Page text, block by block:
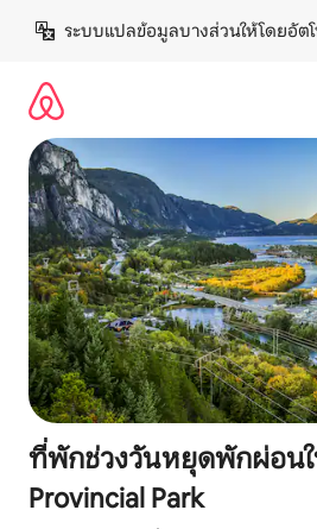
เนื้อหา
ระบบแปลข้อมูลบางส่วนให้โดยอัต
ที่พักช่วงวันหยุดพักผ่อนใ
Provincial Park